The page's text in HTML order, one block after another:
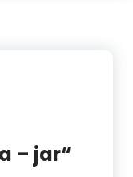
– jar“